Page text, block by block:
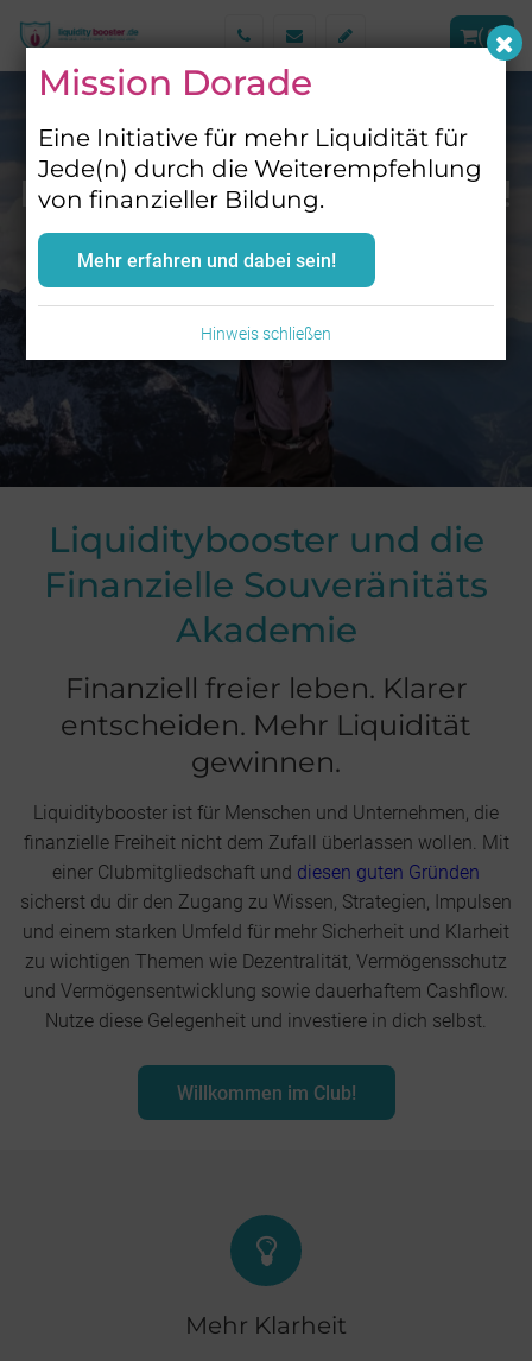
(0)
Finanziell unabhängig und frei!
Einfach mehr Liquidität durch finanzielle
Souveränität.
So einfach geht´s
Liquiditybooster und die
Finanzielle Souveränitäts
Akademie
Finanziell freier leben. Klarer
entscheiden. Mehr Liquidität
gewinnen.
Liquiditybooster ist für Menschen und Unternehmen, die
finanzielle Freiheit nicht dem Zufall überlassen wollen. Mit
einer Clubmitgliedschaft und diesen guten Gründen
sicherst du dir den Zugang zu Wissen, Strategien, Impulsen
und einem starken Umfeld für mehr Sicherheit und Klarheit
zu wichtigen Themen wie Dezentralität, Vermögensschutz
und Vermögensentwicklung sowie dauerhaftem Cashflow.
Nutze diese Gelegenheit und investiere in dich selbst.
Willkommen im Club!
Mehr Klarheit
Mission Dorade
Eine Initiative für mehr Liquidität für
Jede(n) durch die Weiterempfehlung
von finanzieller Bildung.
Mehr erfahren und dabei sein!
Hinweis schließen